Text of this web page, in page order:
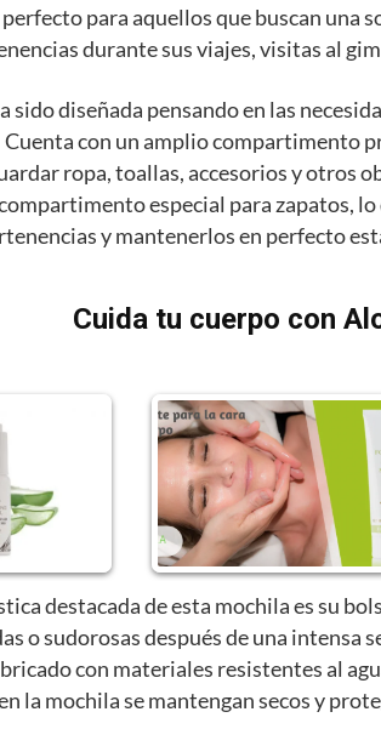
perfecto para aquellos que buscan una
durante sus viajes, visitas al
sido diseñada pensando en las
Cuenta con un amplio compartimento
ropa, toallas, accesorios y otros
especial para zapatos,
y mantenerlos en perfecto
Cuida tu cuerpo con
destacada de esta mochila es su
o sudorosas después de una intensa
con materiales resistentes al
la mochila se mantengan secos y